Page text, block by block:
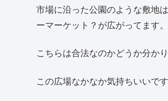
市場に沿った公園のような敷地
ーマーケット？が広がってます。
こちらは合法なのかどうか分か
この広場なかなか気持ちいいです